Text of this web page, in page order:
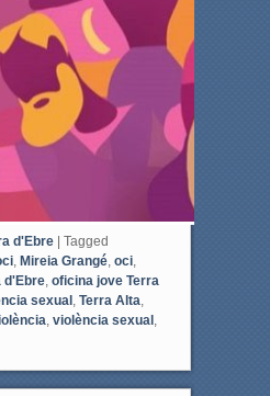
d'Ebre
Tagged
, Mireia Grangé, oci,
d'Ebre, oficina jove Terra
sexual , Terra Alta,
, violència sexual ,